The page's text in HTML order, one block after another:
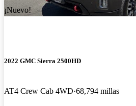
¡Nuevo!
2022 GMC Sierra 2500HD
AT4 Crew Cab 4WD 68,794 millas